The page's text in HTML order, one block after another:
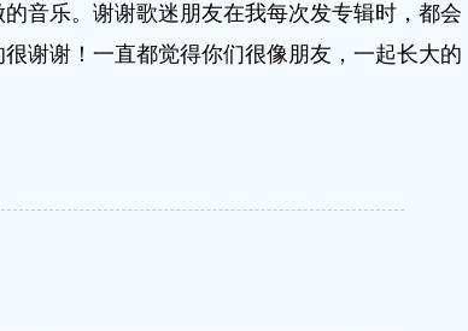
音乐。谢谢歌迷朋友在我每次发专辑时，都会
谢谢！一直都觉得你们很像朋友，一起长大的